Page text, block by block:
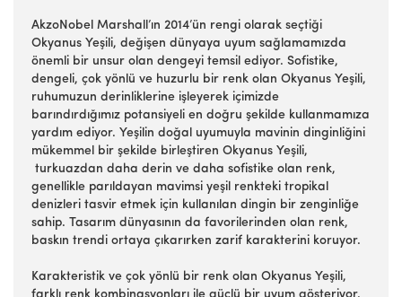
AkzoNobel Marshall’ın 2014’ün rengi olarak seçtiği
Okyanus Yeşili, değişen dünyaya uyum sağlamamızda
önemli bir unsur olan dengeyi temsil ediyor. Sofistike,
dengeli, çok yönlü ve huzurlu bir renk olan Okyanus Yeşili,
ruhumuzun derinliklerine işleyerek içimizde
barındırdığımız potansiyeli en doğru şekilde kullanmamıza
yardım ediyor. Yeşilin doğal uyumuyla mavinin dinginliğini
mükemmel bir şekilde birleştiren Okyanus Yeşili,
turkuazdan daha derin ve daha sofistike olan renk,
genellikle parıldayan mavimsi yeşil renkteki tropikal
denizleri tasvir etmek için kullanılan dingin bir zenginliğe
sahip. Tasarım dünyasının da favorilerinden olan renk,
baskın trendi ortaya çıkarırken zarif karakterini koruyor.
Karakteristik ve çok yönlü bir renk olan Okyanus Yeşili,